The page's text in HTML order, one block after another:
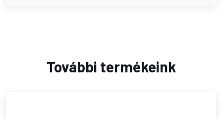
További termékeink